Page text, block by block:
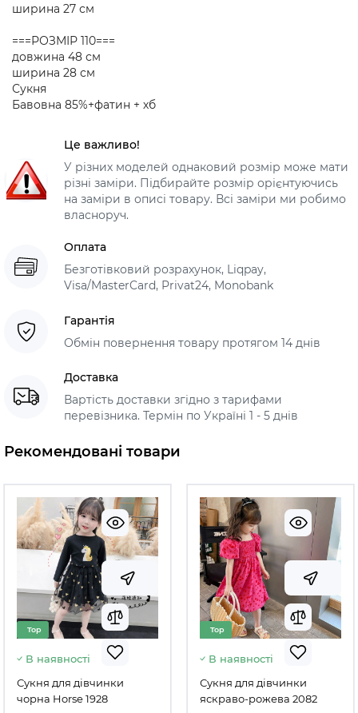
ширина 27 см
===РОЗМІР 110===
довжина 48 см
ширина 28 см
Сукня
Бавовна 85%+фатин + хб
Це важливо!
У різних моделей однаковий розмір може мати
різні заміри. Підбирайте розмір орієнтуючись
на заміри в описі товару. Всі заміри ми робимо
власноруч.
Оплата
Безготівковий розрахунок, Liqpay,
Visa/MasterCard, Privat24, Monobank
Гарантія
Обмін повернення товару протягом 14 днів
Доставка
Вартість доставки згідно з тарифами
перевізника. Термін по Україні 1 - 5 днів
Рекомендовані товари
Top
В наявності
Сукня для дівчинки
чорна Horse 1928
Top
В наявності
Сукня для дівчинки
яскраво-рожева 2082